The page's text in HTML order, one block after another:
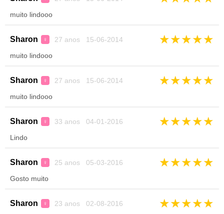
muito lindooo
Sharon ♀ 27 anos 15-06-2014 ★★★★★
muito lindooo
Sharon ♀ 27 anos 15-06-2014 ★★★★★
muito lindooo
Sharon ♀ 33 anos 04-01-2016 ★★★★★
Lindo
Sharon ♀ 25 anos 05-03-2016 ★★★★★
Gosto muito
Sharon ♀ 23 anos 02-08-2016 ★★★★★